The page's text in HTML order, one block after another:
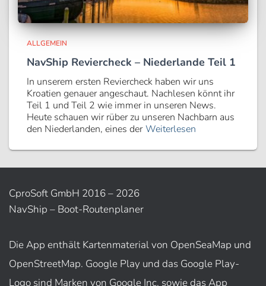
ALLGEMEIN
NavShip Reviercheck – Niederlande Teil 1
In unserem ersten Reviercheck haben wir uns
Kroatien genauer angeschaut. Nachlesen könnt ihr
Teil 1 und Teil 2 wie immer in unseren News.
Heute schauen wir rüber zu unseren Nachbarn aus
den Niederlanden, eines der Weiterlesen
CproSoft GmbH 2016 – 2026
NavShip – Boot-Routenplaner
Die App enthält Kartenmaterial von OpenSeaMap und
OpenStreetMap. Google Play und das Google Play-
Logo sind Marken von Google Inc. sowie das App